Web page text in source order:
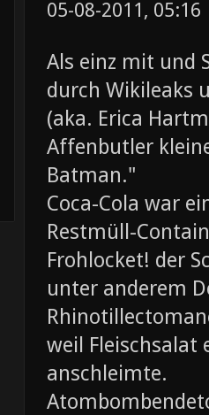
05-08-2011, 05:16
Als einz mit und
durch Wikileaks
(aka. Erica
Affenbutler
Batman."
Coca-Cola war
Restmüll-
Frohlocket! der
unter anderem
weil Fleischsalat
anschleimte.